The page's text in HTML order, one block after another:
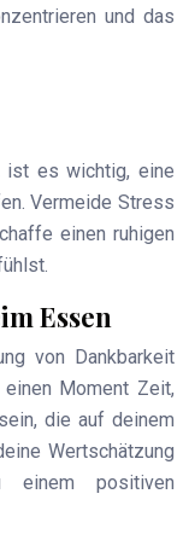
und das
ist es wichtig, eine
Vermeide Stress
einen ruhigen
Essen
von Dankbarkeit
Moment Zeit,
die auf deinem
Wertschätzung
positiven